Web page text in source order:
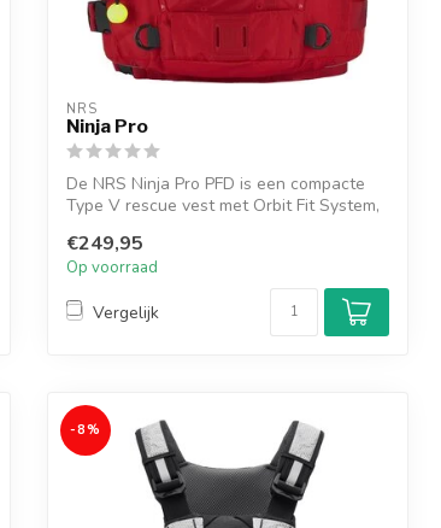
NRS
Ninja Pro
De NRS Ninja Pro PFD is een compacte
Type V rescue vest met Orbit Fit System,
€249,95
Op voorraad
Vergelijk
-8%